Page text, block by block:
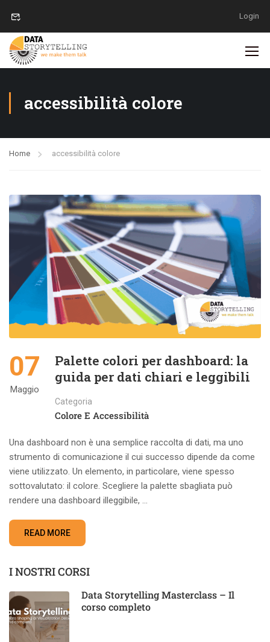
Login
accessibilità colore
Home accessibilità colore
07
Maggio
Palette colori per dashboard: la
guida per dati chiari e leggibili
Categoria
Colore E Accessibilità
Una dashboard non è una semplice raccolta di dati, ma uno
strumento di comunicazione il cui successo dipende da come
viene utilizzato. Un elemento, in particolare, viene spesso
sottovalutato: il colore. Scegliere la palette sbagliata può
rendere una dashboard illeggibile, …
READ MORE
I NOSTRI CORSI
Data Storytelling Masterclass – Il
corso completo